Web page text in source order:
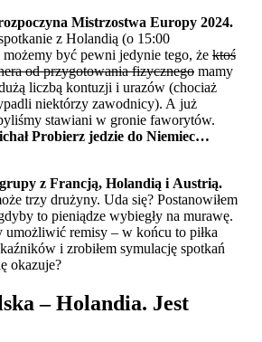
Mistrzostwa Europy 2024.
z Holandią (o 15:00
być pewni jedynie tego, że ktoś
od przygotowania fizycznego mamy
liczbą kontuzji i urazów (chociaż
niektórzy zawodnicy). A już
stawiani w gronie faworytów.
Probierz jedzie do Niemiec…
z Francją, Holandią i Austrią.
trzy drużyny. Uda się? Postanowiłem
to pieniądze wybiegły na murawę.
umożliwić remisy – w końcu to piłka
i zrobiłem symulację spotkań
okazuje?
– Holandia. Jest